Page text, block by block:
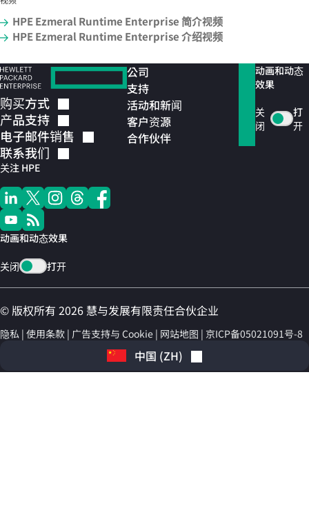
HPE Ezmeral Runtime Enterprise 简介视频
HPE Ezmeral Runtime Enterprise 介绍视频
购买方式
产品支持
电子邮件销售
联系我们
关注 HPE
动画和动态效果
关闭 打开
公司
支持
活动和新闻
客户资源
合作伙伴
动画和动态
效果
关
闭
打
开
© 版权所有 2026 慧与发展有限责任合伙企业
隐私 使用条款 广告支持与 Cookie 网站地图 京ICP备05021091号-8
中国 (ZH)